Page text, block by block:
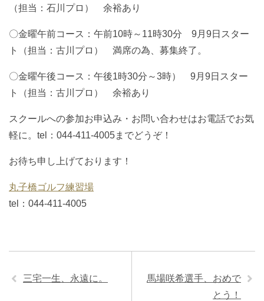
（担当：石川プロ） 余裕あり
〇金曜午前コース：午前10時～11時30分 9月9日スター
ト（担当：古川プロ） 満席の為、募集終了。
〇金曜午後コース：午後1時30分～3時） 9月9日スター
ト（担当：古川プロ） 余裕あり
スクールへの参加お申込み・お問い合わせはお電話でお気
軽に。tel：044-411-4005までどうぞ！
お待ち申し上げております！
丸子橋ゴルフ練習場
tel：044-411-4005
三宅一生、永遠に。
馬場咲希選手、おめで
とう！